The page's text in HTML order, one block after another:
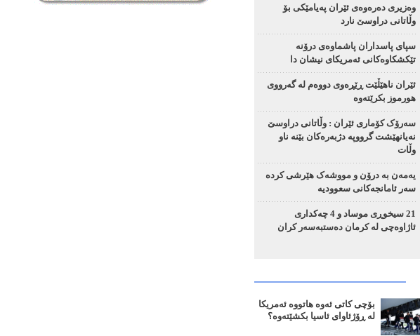
وەزیری دەرەوەی ئێران پەیامێکی بۆ
وڵاتانی دراوسێ نارد
سپای پاسداران پاشماوەی درۆنە
تێکشکاوەکانی ئەمریکای نیشان دا
ئێران ناهێڵێت ڕێڕەوی دووەم لە گەرووی
هورموز بکرێتەوە
سەرۆک کۆماری ئێران : وڵاتانی دراوسێ
نەیانهێشت گرووپە دژبەرەکان بێنە ناو
وڵات
یەمەن بە درۆن و مووشەک هێرشی کردە
سەر ئامانجەکانی سعوودیە
21 سیخوڕی موساد و 4 چەکداری
ئاژاوەچی لە کرمان دەستبەسەر کران
بۆچی کاتی ئەوە هاتووە ئەمریکا
لە ڕۆژئاوای ئاسیا بکشێتەوە؟